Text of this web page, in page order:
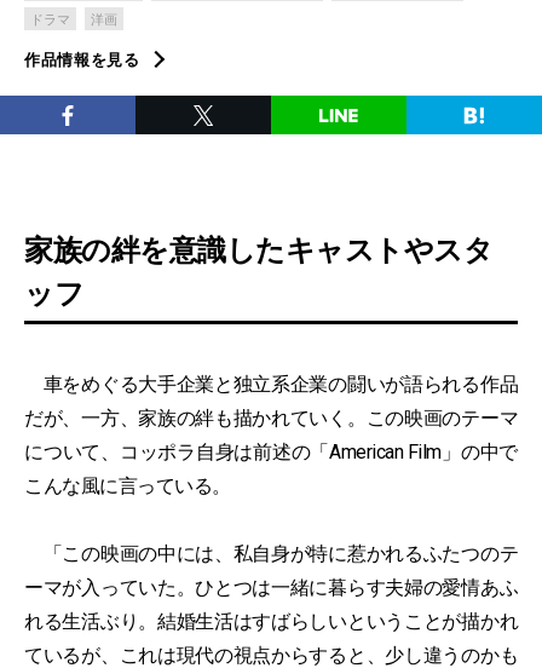
ドラマ
洋画
作品情報を見る
家族の絆を意識したキャストやスタ
ッフ
車をめぐる大手企業と独立系企業の闘いが語られる作品
だが、一方、家族の絆も描かれていく。この映画のテーマ
について、コッポラ自身は前述の「American Film」の中で
こんな風に言っている。
「この映画の中には、私自身が特に惹かれるふたつのテ
ーマが入っていた。ひとつは一緒に暮らす夫婦の愛情あふ
れる生活ぶり。結婚生活はすばらしいということが描かれ
ているが、これは現代の視点からすると、少し違うのかも